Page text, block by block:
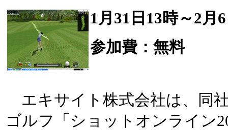
1月31日13時～2月
参加費：無料
エキサイト株式会社は、同
ゴルフ「ショットオンライン